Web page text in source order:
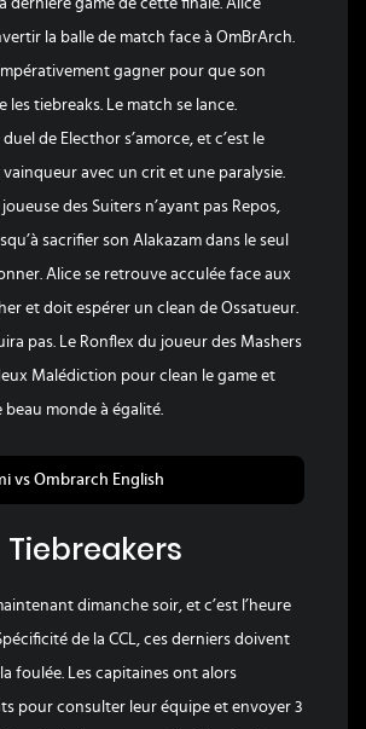
dernière game de cette finale. Alice
la balle de match face à OmBrArch.
gagner pour que son
les tiebreaks. Le match se lance.
de Electhor s’amorce, et c’est le
avec un crit et une paralysie.
des Suiters n’ayant pas Repos,
sacrifier son Alakazam dans le seul
Alice se retrouve acculée face aux
et doit espérer un clean de Ossatueur.
pas. Le Ronflex du joueur des Mashers
Malédiction pour clean le game et
monde à égalité.
vs Ombrarch English
Tiebreakers
dimanche soir, et c’est l’heure
de la CCL, ces derniers doivent
foulée. Les capitaines ont alors
pour consulter leur équipe et envoyer 3